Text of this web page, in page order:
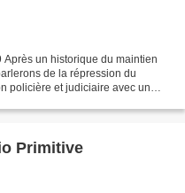
Après un historique du maintien
de la répression du
policière et judiciaire avec un
Primitive